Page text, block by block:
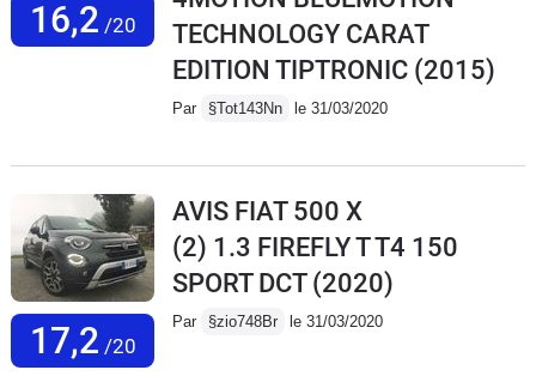
16,2 /20
TECHNOLOGY CARAT
EDITION TIPTRONIC (2015)
Par §Tot143Nn le 31/03/2020
17,2 /20
AVIS FIAT 500 X
(2) 1.3 FIREFLY T T4 150
SPORT DCT(2020)
Par §zio748Br le 31/03/2020